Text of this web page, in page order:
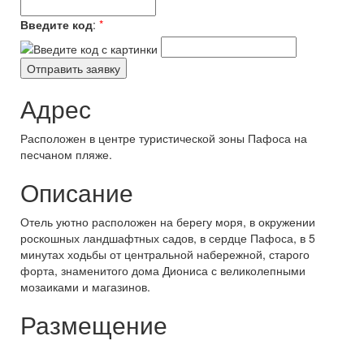
Введите код: *
Адрес
Расположен в центре туристической зоны Пафоса на
песчаном пляже.
Описание
Отель уютно расположен на берегу моря, в окружении
роскошных ландшафтных садов, в сердце Пафоса, в 5
минутах ходьбы от центральной набережной, старого
форта, знаменитого дома Диониса с великолепными
мозаиками и магазинов.
Размещение